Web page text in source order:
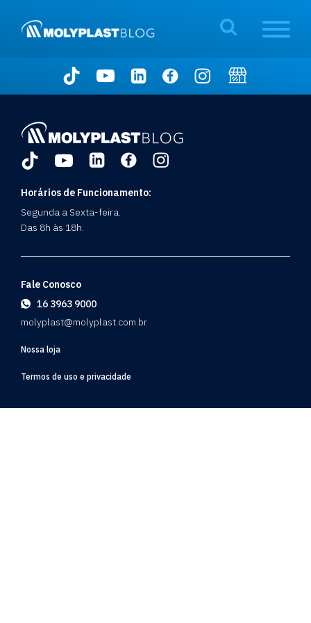
Horários de Funcionamento:
Segunda a Sexta-feira.
Das 8h às 18h.
Nossa loja
Termos de uso e privacidade
Fale Conosco
16 3963 9000
molyplast@molyplast.com.br